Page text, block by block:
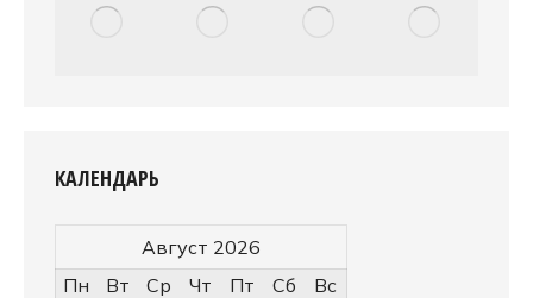
КАЛЕНДАРЬ
Август 2026
Пн
Вт Ср Чт Пт Сб
Вс